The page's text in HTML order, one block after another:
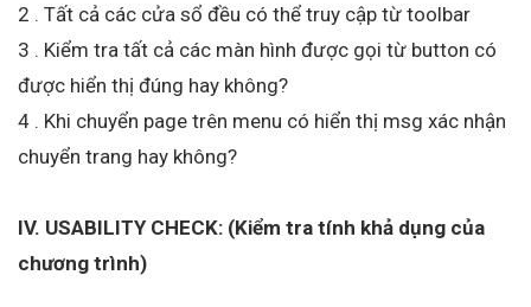
2 . Tất cả các cửa sổ đều có thể truy cập từ toolbar
3 . Kiểm tra tất cả các màn hình được gọi từ button có
được hiển thị đúng hay không?
4 . Khi chuyển page trên menu có hiển thị msg xác nhận
chuyển trang hay không?
IV. USABILITY CHECK: (Kiểm tra tính khả dụng của
chương trình)